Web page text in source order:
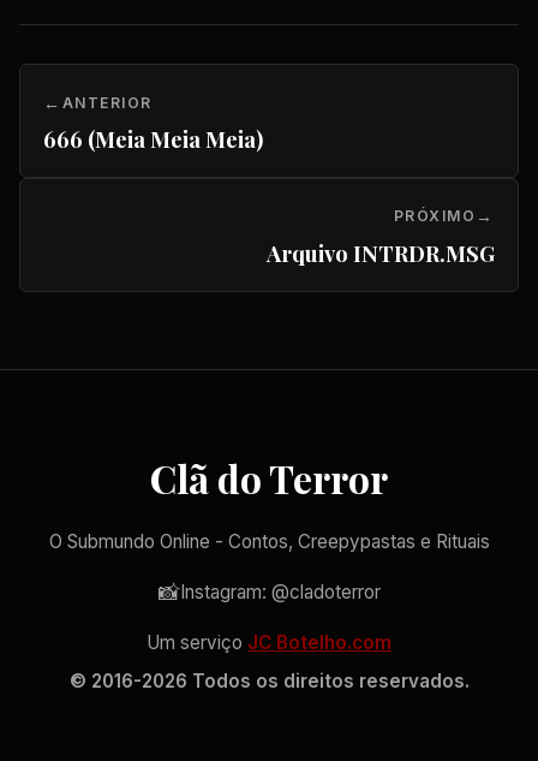
ANTERIOR
666 (Meia Meia Meia)
PRÓXIMO
Arquivo INTRDR.MSG
Clã do Terror
O Submundo Online - Contos, Creepypastas e Rituais
📸Instagram: @cladoterror
Um serviço JC Botelho.com
© 2016-2026 Todos os direitos reservados.